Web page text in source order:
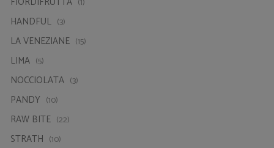
LA VENEZIANE (15)
LIMA (5)
NOCCIOLATA (3)
PANDY
RAW BITE (22)
STRATH (10)
TRUE (26)